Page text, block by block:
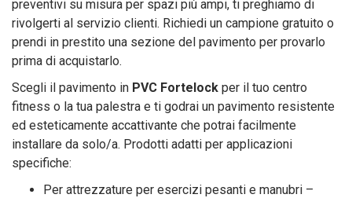
preventivi su misura per spazi più ampi, ti preghiamo di
rivolgerti al servizio clienti. Richiedi un campione gratuito o
prendi in prestito una sezione del pavimento per provarlo
prima di acquistarlo.
Scegli il pavimento in PVC Fortelock per il tuo centro
fitness o la tua palestra e ti godrai un pavimento resistente
ed esteticamente accattivante che potrai facilmente
installare da solo/a. Prodotti adatti per applicazioni
specifiche:
Per attrezzature per esercizi pesanti e manubri –